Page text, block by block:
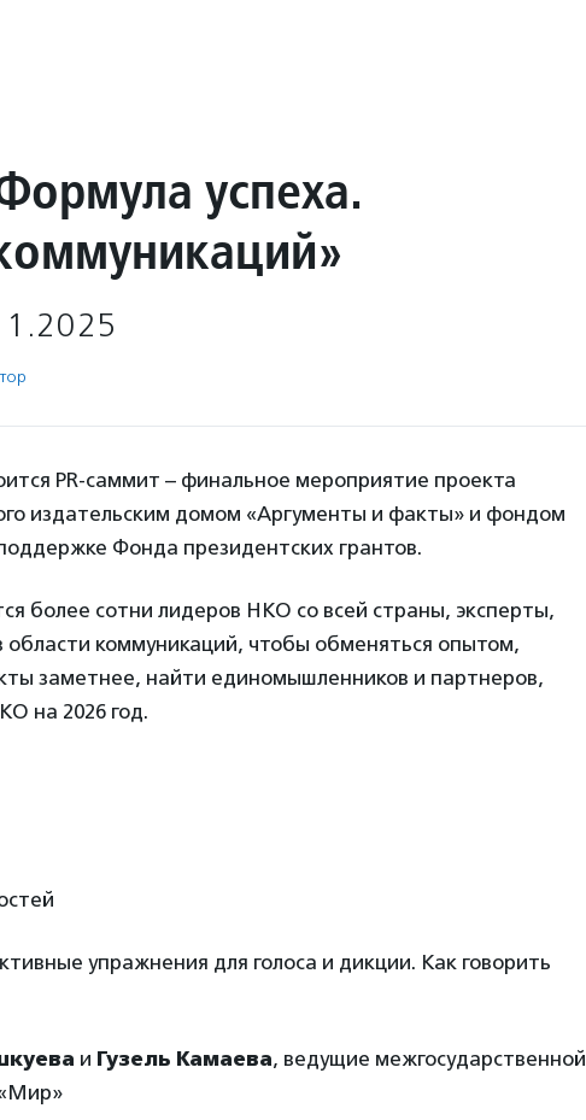
успеха.
PR-саммит – финальное мероприятие проекта
издательским домом «Аргументы и факты» и фондом
Фонда президентских грантов.
более сотни лидеров НКО со всей страны, эксперты,
коммуникаций, чтобы обменяться опытом,
заметнее, найти единомышленников и партнеров,
на 2026 год.
упражнения для голоса и дикции. Как говорить
и Гузель Камаева, ведущие межгосударственной